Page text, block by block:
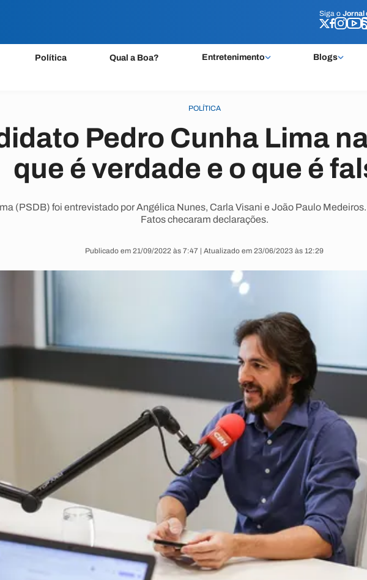
Siga o Jornal
Política Qual a Boa? Entretenimento Blogs
Siga o Jornal
POLÍTICA
Pedro Cunha Lima
que é verdade e o que é
(PSDB) foi entrevistado por Angélica Nunes, Carla Visani e João Paulo
Fatos checaram declarações.
Publicado em 21/09/2022 às 7:47 | Atualizado em 23/06/2023 às 12:29